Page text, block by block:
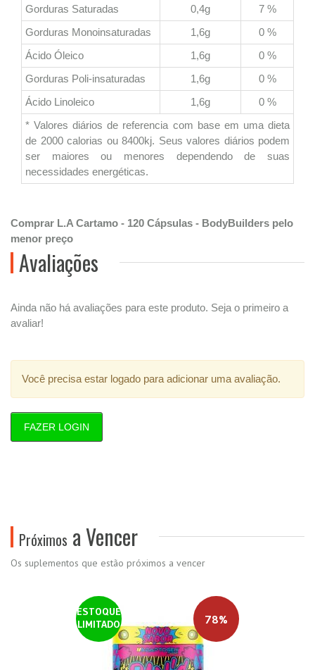
Gorduras Saturadas 0,4g
7 %
Gorduras Monoinsaturadas
1,6g
0 %
Ácido Óleico
1,6g
0 %
Gorduras Poli-insaturadas
1,6g
0 %
Ácido Linoleico
1,6g
0 %
* Valores diários de referencia com base em uma dieta
de 2000 calorias ou 8400kj. Seus valores diários podem
ser maiores ou menores dependendo de suas
necessidades energéticas.
Comprar L.A Cartamo - 120 Cápsulas - BodyBuilders pelo
menor preço
Avaliações
Ainda não há avaliações para este produto. Seja o primeiro a
avaliar!
Você precisa estar logado para adicionar uma avaliação.
FAZER LOGIN
Próximos a Vencer
Os suplementos que estão próximos a vencer
ESTOQUE
LIMITADO
78%